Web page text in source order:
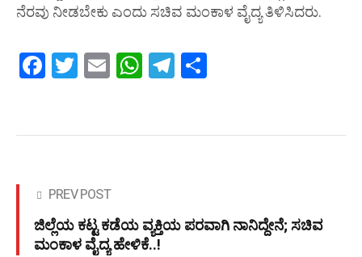
ನೆರವು ನೀಡಬೇಕು ಎಂದು ಸಚಿವ ಮಂಕಾಳ ವೈದ್ಯ ತಿಳಿಸಿದರು.
FacebookTwitterEmail WhatsAppTelegram
PREV POST
ಜಿಲ್ಲೆಯ ಕಟ್ಟ ಕಡೆಯ ವ್ಯಕ್ತಿಯ ಪರವಾಗಿ ನಾನಿದ್ದೇನೆ; ಸಚಿವ
ಮಂಕಾಳ ವೈದ್ಯ ಹೇಳಿಕೆ..!